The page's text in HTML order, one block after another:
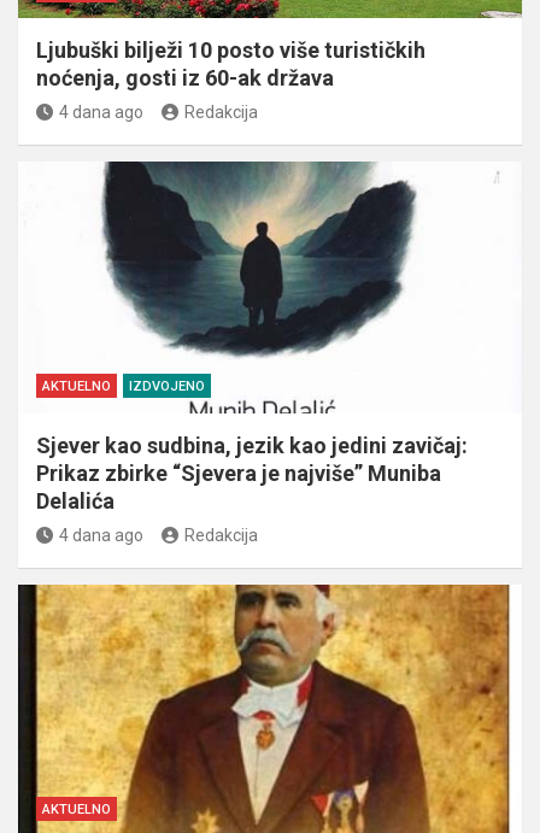
Ljubuški bilježi 10 posto više turističkih
noćenja, gosti iz 60-ak država
4 dana ago Redakcija
AKTUELNO IZDVOJENO
Sjever kao sudbina, jezik kao jedini zavičaj:
Prikaz zbirke “Sjevera je najviše” Muniba
Delalića
4 dana ago Redakcija
AKTUELNO